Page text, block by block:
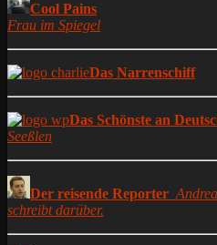
Cool Pains
Frau im Spiegel
Das Narrenschiff
Das Schönste an
Seeßlen
Der reisende Reporter
schreibt darüber.